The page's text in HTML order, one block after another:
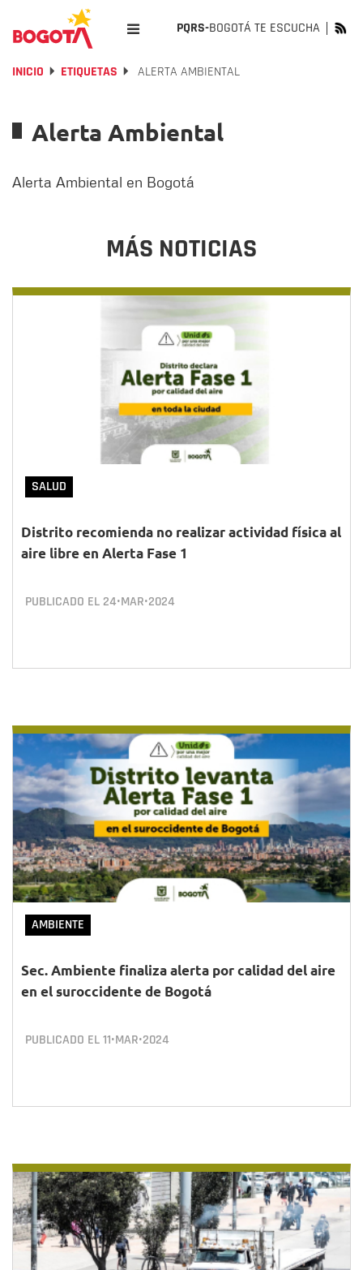
PQRS-BOGOTÁ TE ESCUCHA
INICIO ETIQUETAS ALERTA AMBIENTAL
Alerta Ambiental
Alerta Ambiental en Bogotá
MÁS NOTICIAS
SALUD
Distrito recomienda no realizar actividad física al
aire libre en Alerta Fase 1
PUBLICADO EL 24•MAR•2024
AMBIENTE
Sec. Ambiente finaliza alerta por calidad del aire
en el suroccidente de Bogotá
PUBLICADO EL11•MAR•2024